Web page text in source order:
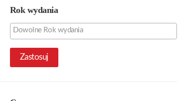
Rok wydania
Zastosuj